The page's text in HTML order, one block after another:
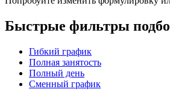
Быстрые фильтры
Гибкий график
Полная занятость
Полный день
Сменный график